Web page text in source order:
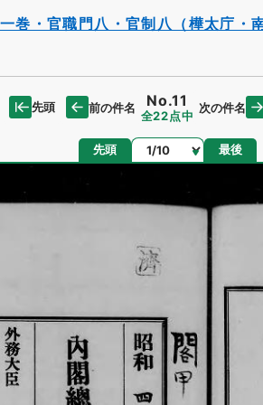
巻・官職門八・官制八（樺太庁・
先頭 前の件名 No.11
全22点中
次の件名
先頭 ページ 最後